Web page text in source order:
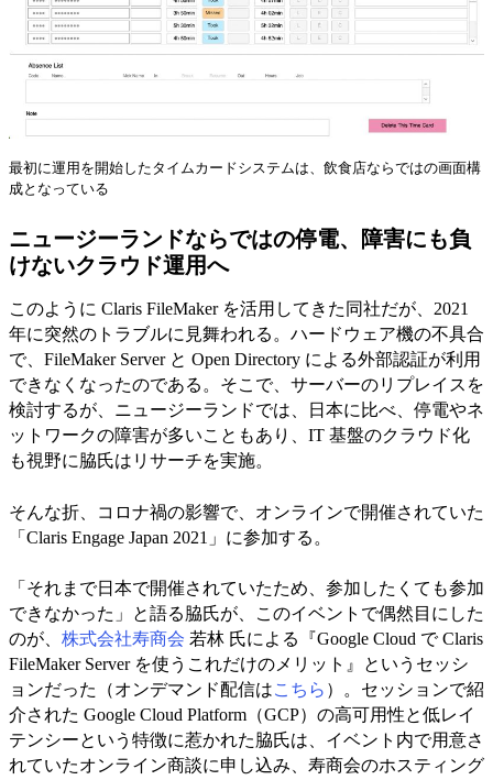
最初に運用を開始したタイムカードシステムは、飲食店ならではの画面構
成となっている
ニュージーランドならではの停電、障害にも負
けないクラウド運用へ
このように Claris FileMaker を活用してきた同社だが、2021
年に突然のトラブルに見舞われる。ハードウェア機の不具合
で、FileMaker Server と Open Directory による外部認証が利用
できなくなったのである。そこで、サーバーのリプレイスを
検討するが、ニュージーランドでは、日本に比べ、停電やネ
ットワークの障害が多いこともあり、IT 基盤のクラウド化
も視野に脇氏はリサーチを実施。
そんな折、コロナ禍の影響で、オンラインで開催されていた
「Claris Engage Japan 2021」に参加する。
「それまで日本で開催されていたため、参加したくても参加
できなかった」と語る脇氏が、このイベントで偶然目にした
のが、 株式会社寿商会 若林 氏による『Google Cloud で Claris
FileMaker Server を使うこれだけのメリット』というセッシ
ョンだった（オンデマンド配信はこちら ）。セッションで紹
介された Google Cloud Platform（GCP）の高可用性と低レイ
テンシーという特徴に惹かれた脇氏は、イベント内で用意さ
れていたオンライン商談に申し込み、寿商会のホスティング